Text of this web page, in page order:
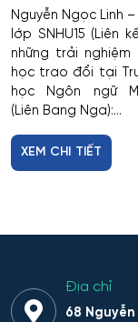
Nguyễn Ngọc Linh –
lớp SNHU15 (Liên
những trải nghiệm
học trao đổi tại
học Ngôn ngữ
(Liên Bang Nga):...
XEM CHI TIẾT
Địa chỉ
68